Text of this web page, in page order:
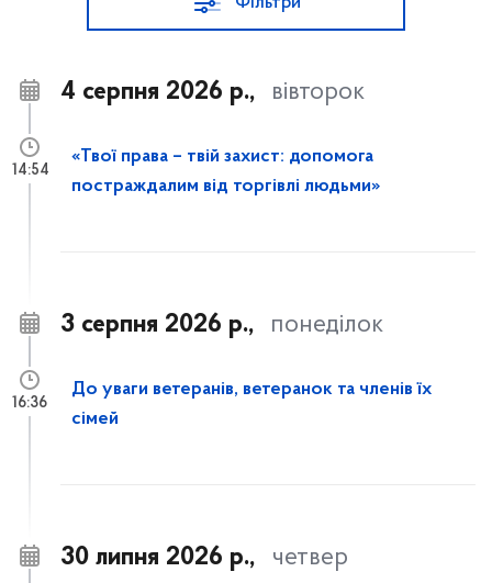
4 серпня 2026 р., вівторок
«Твої права – твій захист: допомога
постраждалим від торгівлі людьми»
14:54
3 серпня 2026 р., понеділок
До уваги ветеранів, ветеранок та членів їх
сімей
16:36
30 липня 2026 р., четвер